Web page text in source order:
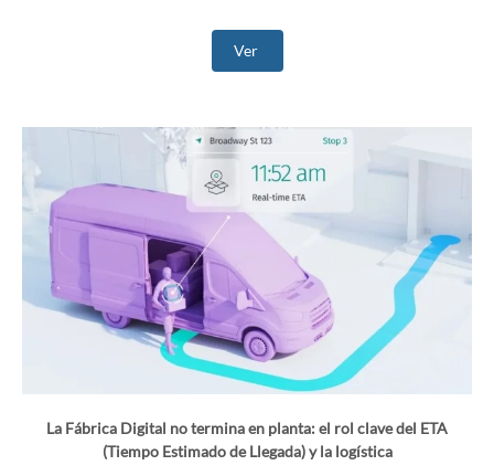
Ver
La Fábrica Digital no termina en planta: el rol clave del ETA
(Tiempo Estimado de Llegada) y la logística